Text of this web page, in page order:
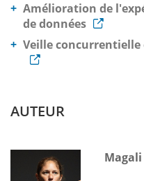
Amélioration de
de données
Veille
AUTEUR
Magali